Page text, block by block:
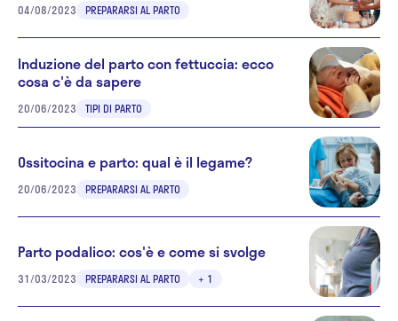
04/08/2023 PREPARARSI AL PARTO
Induzione del parto con fettuccia: ecco
cosa c'è da sapere
20/06/2023 TIPI DI PARTO
Ossitocina e parto: qual è il legame?
20/06/2023 PREPARARSI AL PARTO
Parto podalico: cos'è e come si svolge
31/03/2023 PREPARARSI AL PARTO + 1